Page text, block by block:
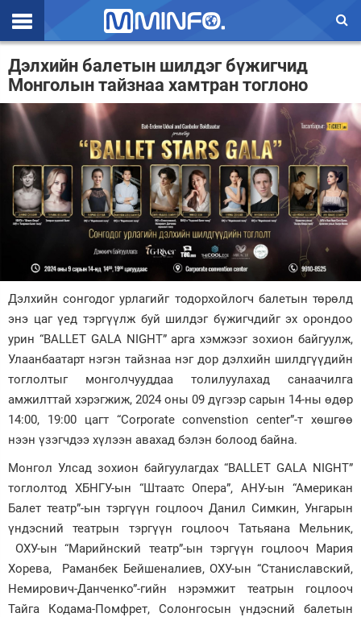
Эхлэл
Цаг агаар
Валют ханш
Эдийн засаг
Үзэл бодол
Дэлхий
Энтертайнмэнт
Зурхай
Дэлхийн балетын шилдэг бүжигчид
Монголын тайзнаа хамтран тоглоно
Дэлхийн сонгодог урлагийг тодорхойлогч балетын төрөлд
энэ цаг үед тэргүүлж буй шилдэг бүжигчдийг эх орондоо
урин “BALLET GALA NIGHT” арга хэмжээг зохион байгуулж,
Улаанбаатарт нэгэн тайзнаа нэг дор дэлхийн шилдгүүдийн
тоглолтыг монголчууддаа толилуулахад санаачилга
амжилттай хэрэгжиж, 2024 оны 09 дүгээр сарын 14-ны өдөр
14:00, 19:00 цагт “Corporate convenstion center”-т хөшгөө
нээн үзэгчдээ хүлээн авахад бэлэн болоод байна.
Монгол Улсад зохион байгуулагдах “BALLET GALA NIGHT”
тоглолтод ХБНГУ-ын “Штаатс Опера”, АНУ-ын “Американ
Балет театр”-ын тэргүүн гоцлооч Данил Симкин, Унгарын
үндэсний театрын тэргүүн гоцлооч Татьяана Мельник,
ОХУ-ын “Марийнский театр”-ын тэргүүн гоцлооч Мария
Хорева, Раманбек Бейшеналиев, ОХУ-ын “Станиславский,
Немирович-Данченко”-гийн нэрэмжит театрын гоцлооч
Тайга Кодама-Помфрет, Солонгосын үндэсний балетын